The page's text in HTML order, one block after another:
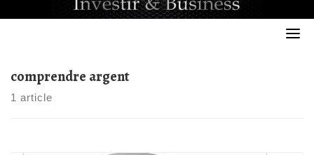
comprendre argent
1 article